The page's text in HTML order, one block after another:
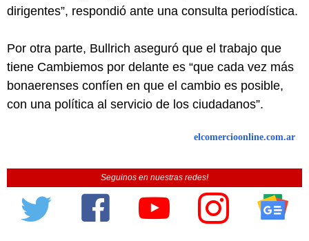
dirigentes”, respondió ante una consulta periodística.
Por otra parte, Bullrich aseguró que el trabajo que
tiene Cambiemos por delante es “que cada vez más
bonaerenses confíen en que el cambio es posible,
con una política al servicio de los ciudadanos”.
elcomercioonline.com.ar
Seguinos en nuestras redes!